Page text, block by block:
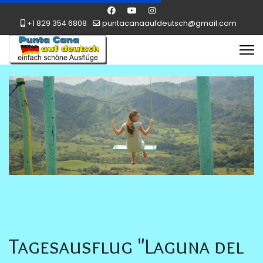
+1 829 354 6808 puntacanaaufdeutsch@gmail.com
Tagesausflug "Laguna del